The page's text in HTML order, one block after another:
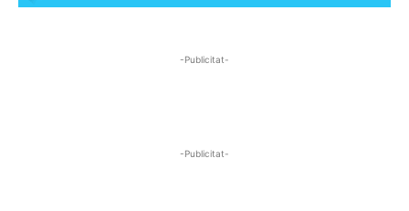
-Publicitat-
-Publicitat-